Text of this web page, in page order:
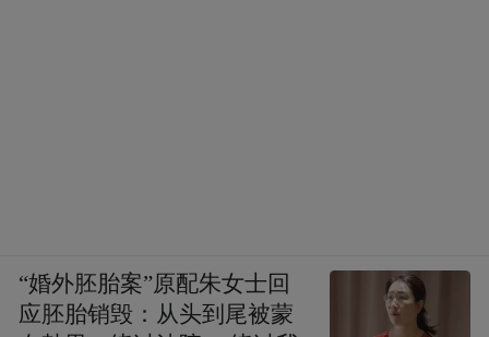
“婚外胚胎案”原配朱女士回
应胚胎销毁：从头到尾被蒙